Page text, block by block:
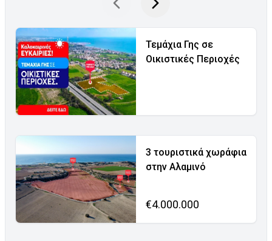
Τεμάχια Γης σε
Οικιστικές Περιοχές
3 τουριστικά χωράφια
στην Αλαμινό
€4.000.000